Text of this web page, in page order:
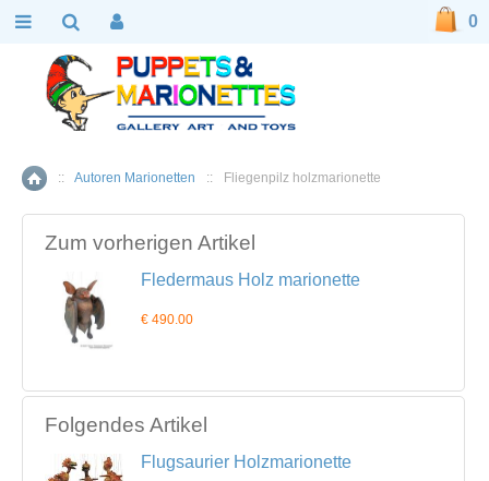
Home
:: Autoren Marionetten :: Fliegenpilz holzmarionette
Zum vorherigen Artikel
Fledermaus Holz marionette
€ 490.00
Folgendes Artikel
Flugsaurier Holzmarionette
0